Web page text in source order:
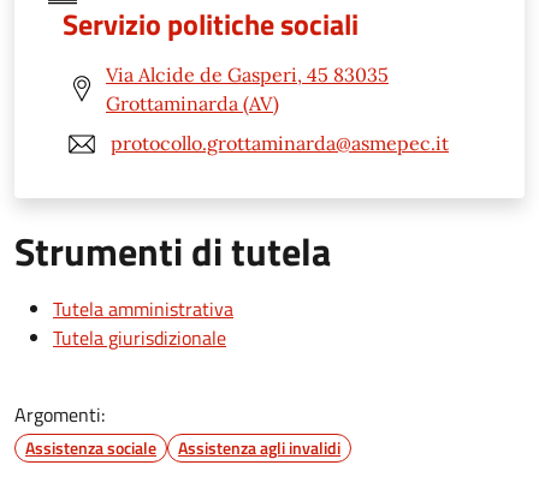
Servizio politiche sociali
Via Alcide de Gasperi, 45 83035
Grottaminarda (AV)
protocollo.grottaminarda@asmepec.it
Strumenti di tutela
Tutela amministrativa
Tutela giurisdizionale
Argomenti:
Assistenza sociale Assistenza agli invalidi